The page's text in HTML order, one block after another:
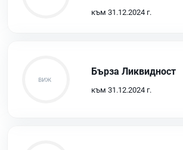
към 31.12.2024 г.
Бърза Ликвидност
към 31.12.2024 г.